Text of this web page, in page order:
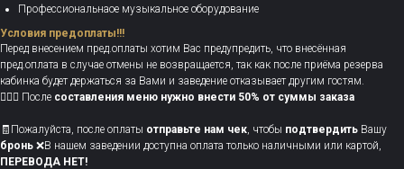
Профессиональнаое музыкальное оборудование
Условия предоплаты!!!
Перед внесением пред.оплаты хотим Вас предупредить, что внесённая
пред.оплата в случае отмены не возвращается, так как после приёма резерва
кабинка будет держаться за Вами и заведение отказывает другим гостям.
💁🏻‍♀️ После составления меню нужно внести 50% от суммы заказа
🧾Пожалуйста, после оплаты отправьте нам чек, чтобы подтвердить Вашу
бронь ❌В нашем заведении доступна оплата только наличными или картой,
ПЕРЕВОДА НЕТ!